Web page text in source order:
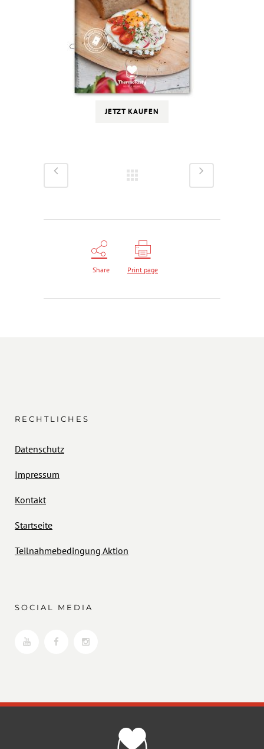
JETZT KAUFEN
Share Print page
RECHTLICHES
Datenschutz
Impressum
Kontakt
Startseite
Teilnahmebedingung Aktion
SOCIAL MEDIA